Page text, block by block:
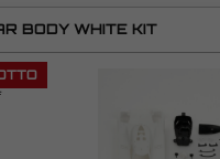
BODY WHITE KIT